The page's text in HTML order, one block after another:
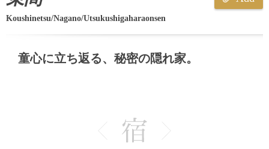
Koushinetsu/Nagano/Utsukushigaharaonsen
童心に立ち返る、秘密の隠れ家。